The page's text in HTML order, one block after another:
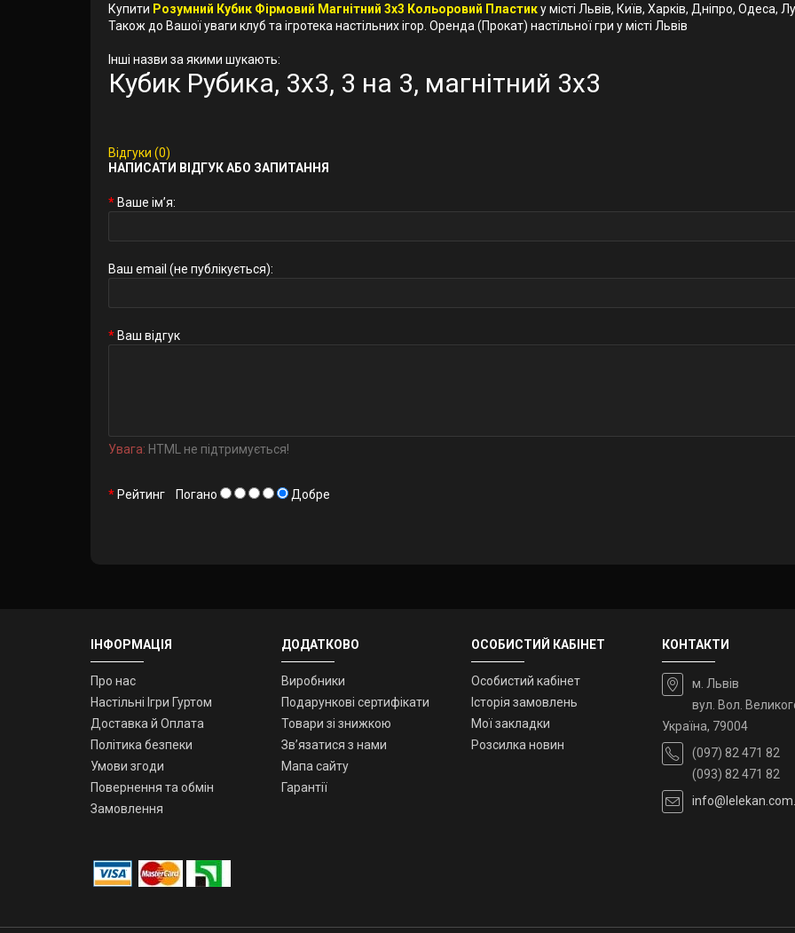
Купити Розумний Кубик Фірмовий Магнітний 3х3 Кольоровий Пластику місті Львів, Київ, Харків, Дніпро, Одеса,
Також до Вашої уваги клуб та ігротека настільних ігор. Оренда (Прокат) настільної гри у місті Львів
Інші назви за якими шукають:
Кубик Рубика, 3x3, 3 на 3, магнітний 3x3
Відгуки (0)
НАПИСАТИ ВІДГУК АБО ЗАПИТАННЯ
Ваше ім’я:
Ваш email (не публікується):
Ваш відгук
Увага: HTML не підтримується!
Рейтинг Погано Добре
ІНФОРМАЦІЯ
Про нас
Настільні Ігри Гуртом
Доставка й Оплата
Політика безпеки
Умови згоди
Повернення та обмін
Замовлення
ДОДАТКОВО
Виробники
Подарункові сертифікати
Товари зі знижкою
Зв’язатися з нами
Мапа сайту
Гарантії
ОСОБИСТИЙ КАБІНЕТ
Особистий кабінет
Історія замовлень
Мої закладки
Розсилка новин
КОНТАКТИ
м. Львів
вул. Вол.
Україна, 79004
(097) 82 471 82
(093) 82 471 82